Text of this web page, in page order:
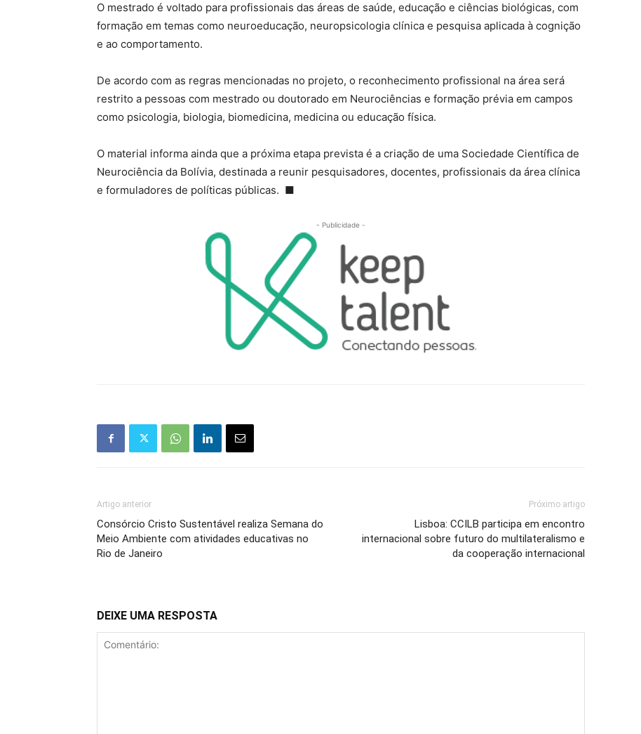
O mestrado é voltado para profissionais das áreas de saúde, educação e ciências biológicas, com
formação em temas como neuroeducação, neuropsicologia clínica e pesquisa aplicada à cognição
e ao comportamento.
De acordo com as regras mencionadas no projeto, o reconhecimento profissional na área será
restrito a pessoas com mestrado ou doutorado em Neurociências e formação prévia em campos
como psicologia, biologia, biomedicina, medicina ou educação física.
O material informa ainda que a próxima etapa prevista é a criação de uma Sociedade Científica de
Neurociência da Bolívia, destinada a reunir pesquisadores, docentes, profissionais da área clínica
e formuladores de políticas públicas. ■
- Publicidade -
Artigo anterior
Consórcio Cristo Sustentável realiza Semana do
Meio Ambiente com atividades educativas no
Rio de Janeiro
Próximo artigo
Lisboa: CCILB participa em encontro
internacional sobre futuro do multilateralismo e
da cooperação internacional
DEIXE UMA RESPOSTA